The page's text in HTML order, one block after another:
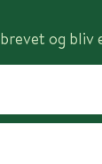
og bliv